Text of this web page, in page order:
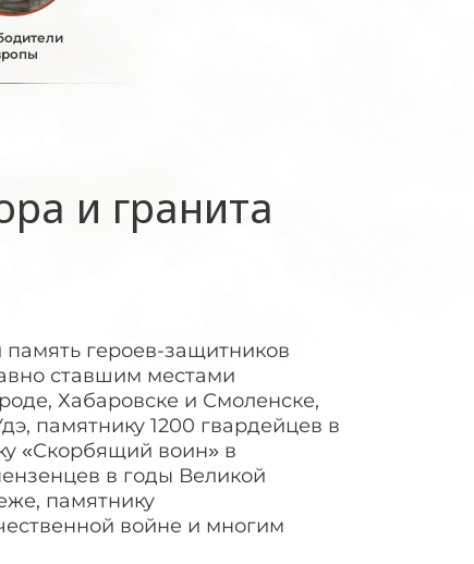
и гранита
героев-защитников
ставшим местами
Хабаровске и Смоленске,
памятнику 1200 гвардейцев в
«Скорбящий воин» в
в годы Великой
памятнику
войне и многим